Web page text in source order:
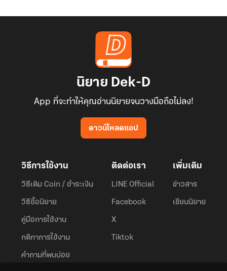
นิยาย Dek-D
App ที่จะทำให้คุณอ่านนิยายจนวางมือถือไม่ลง!
ดาวน์โหลดแอป
วิธีการใช้งาน
วิธีเติม Coin / ชำระเงิน
วิธีซื้อนิยาย
คู่มือการใช้งาน
กติกาการใช้งาน
คำถามที่พบบ่อย
ติดต่อเรา
LINE Official
Facebook
X
Tiktok
เพิ่มเติม
ข่าวสาร
เขียนนิยาย